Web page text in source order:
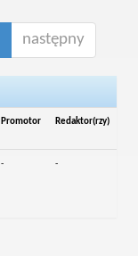
następny
Promotor Redaktor(rzy)
- -